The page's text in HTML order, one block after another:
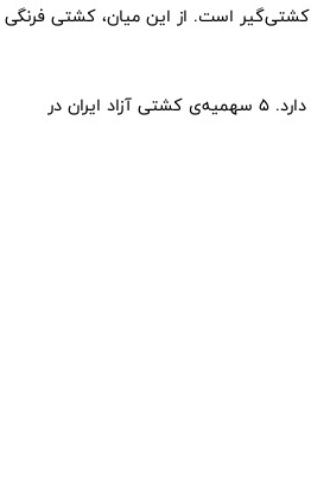
در المپیک ۲۰۲۴ پاریس، سهم ایران از این ۲۸۸ سهمیه‌ی کلی و ۱۸ سهمیه‌ی کشوری، ۱۱ کشتی‌گیر است. از این میان، کشتی فرنگی
اما در دسته کشتی آزاد کشور ایران در همه اوزان به جز وزن کمتر از ۵۷ کیلوگرم، نماینده دارد. ۵ سهمیه‌ی کشتی آزاد ایران در